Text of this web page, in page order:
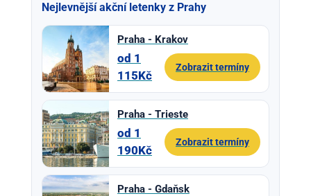
Nejlevnější akční letenky z Prahy
Praha - Krakov
od 1
115Kč
Zobrazit termíny
Praha - Trieste
od 1
190Kč
Zobrazit termíny
Praha - Gdaňsk